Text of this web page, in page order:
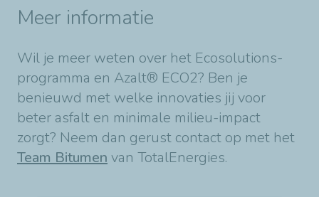
Meer informatie
Wil je meer weten over het Ecosolutions-
programma en Azalt® ECO2? Ben je
benieuwd met welke innovaties jij voor
beter asfalt en minimale milieu-impact
zorgt? Neem dan gerust contact op met het
Team Bitumenvan TotalEnergies.